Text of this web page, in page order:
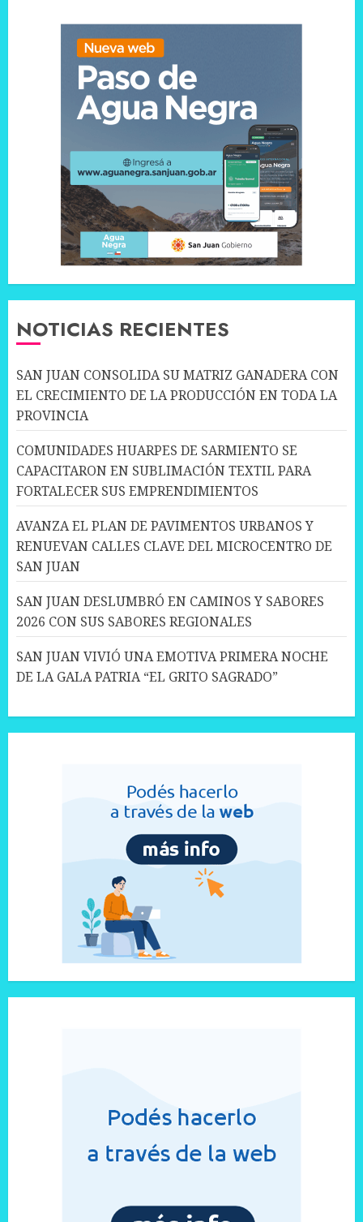
NOTICIAS RECIENTES
SAN JUAN CONSOLIDA SU MATRIZ GANADERA CON
EL CRECIMIENTO DE LA PRODUCCIÓN EN TODA LA
PROVINCIA
COMUNIDADES HUARPES DE SARMIENTO SE
CAPACITARON EN SUBLIMACIÓN TEXTIL PARA
FORTALECER SUS EMPRENDIMIENTOS
AVANZA EL PLAN DE PAVIMENTOS URBANOS Y
RENUEVAN CALLES CLAVE DEL MICROCENTRO DE
SAN JUAN
SAN JUAN DESLUMBRÓ EN CAMINOS Y SABORES
2026 CON SUS SABORES REGIONALES
SAN JUAN VIVIÓ UNA EMOTIVA PRIMERA NOCHE
DE LA GALA PATRIA “EL GRITO SAGRADO”